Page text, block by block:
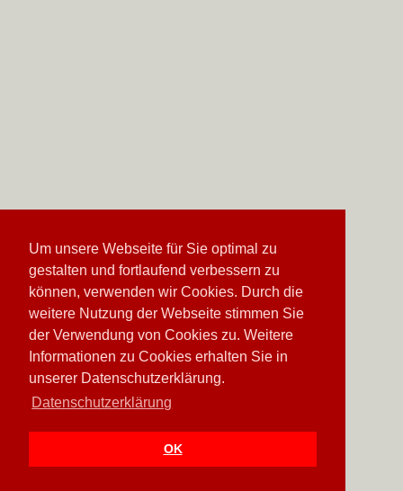
Um unsere Webseite für Sie optimal zu
gestalten und fortlaufend verbessern zu
können, verwenden wir Cookies. Durch die
weitere Nutzung der Webseite stimmen Sie
der Verwendung von Cookies zu. Weitere
Informationen zu Cookies erhalten Sie in
unserer Datenschutzerklärung.
Datenschutzerklärung
OK